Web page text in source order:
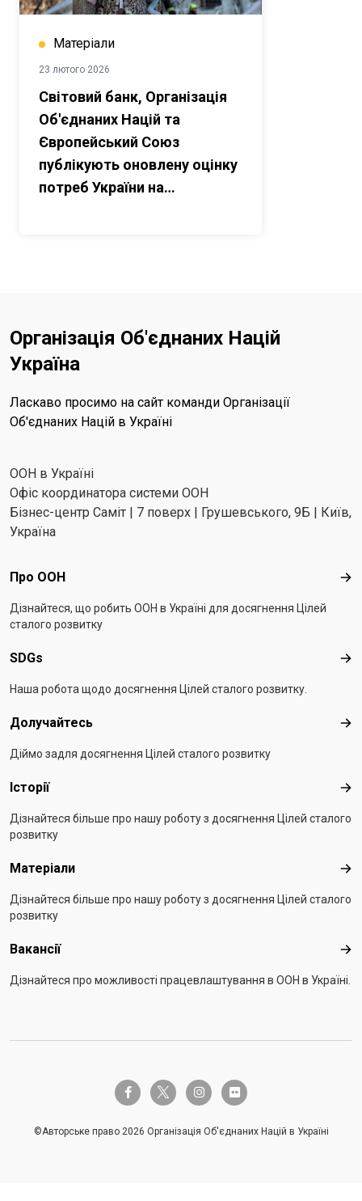
Матеріали
23 лютого 2026
Світовий банк, Організація
Об'єднаних Націй та
Європейський Союз
публікують оновлену оцінку
потреб України на
Організація Об'єднаних Націй
Україна
Ласкаво просимо на сайт команди Організації
Об'єднаних Націй в Україні
ООН в Україні
Офіс координатора системи ООН
Бізнес-центр Саміт | 7 поверх | Грушевського, 9Б | Київ,
Україна
Footer menu
Про ООН
Дізнайтеся, що робить ООН в Україні для досягнення Цілей
сталого розвитку
SDGs
Наша робота щодо досягнення Цілей сталого розвитку.
Долучайтесь
Діймо задля досягнення Цілей сталого розвитку
Історії
Дізнайтеся більше про нашу роботу з досягнення Цілей сталого
розвитку
Матеріали
Дізнайтеся більше про нашу роботу з досягнення Цілей сталого
розвитку
Вакансії
Дізнайтеся про можливості працевлаштування в ООН в Україні.
facebook-ftwitter-x instagramflickr
©Авторське право 2026 Організація Об'єднаних Націй в Україні